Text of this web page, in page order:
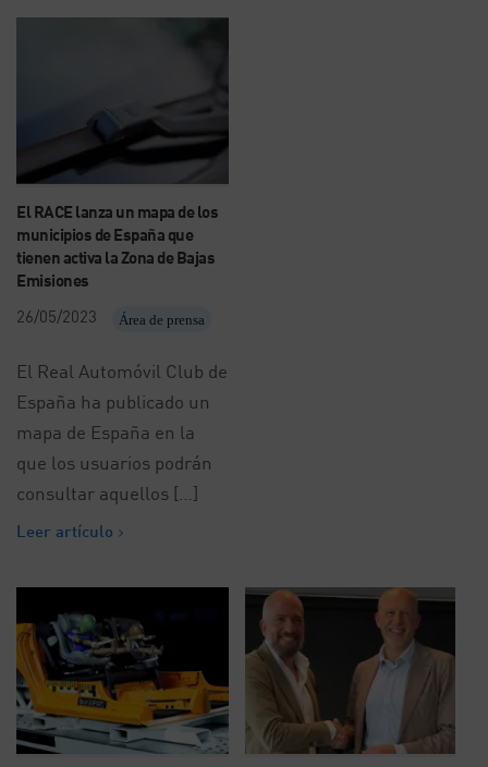
El RACE lanza un mapa de los
municipios de España que
tienen activa la Zona de Bajas
Emisiones
26/05/2023
Área de prensa
El Real Automóvil Club de
España ha publicado un
mapa de España en la
que los usuarios podrán
consultar aquellos […]
Leer artículo